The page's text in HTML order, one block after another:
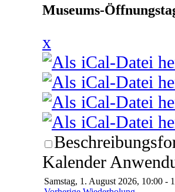
Museums-
x
Kalender
Samstag, 1. August 2026, 10:00 -